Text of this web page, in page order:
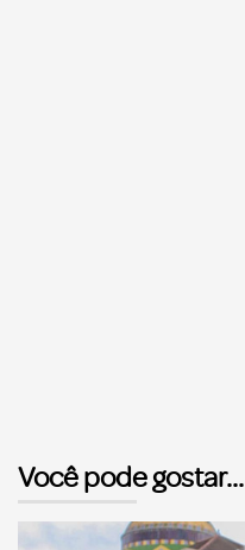
Você pode gostar...